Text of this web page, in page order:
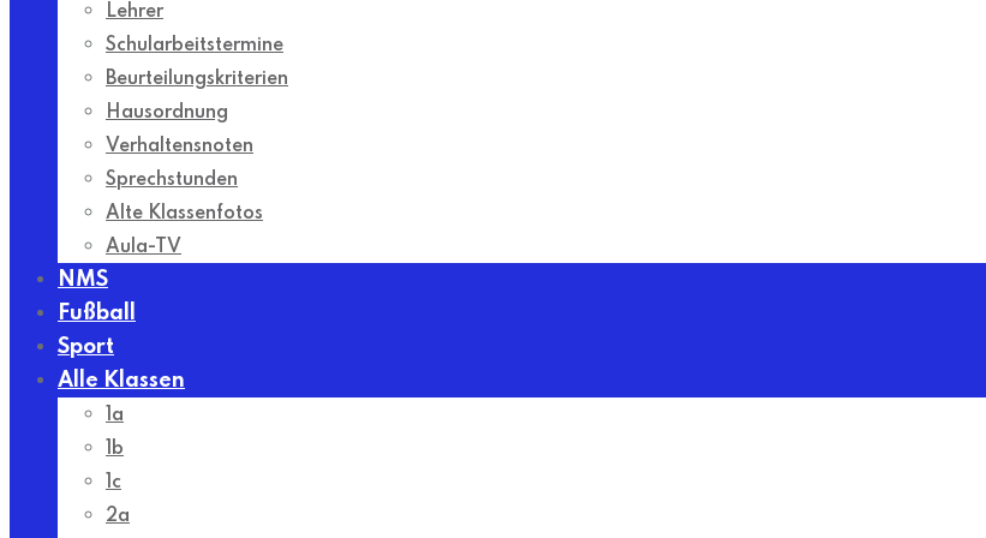
Lehrer
Schularbeitstermine
Beurteilungskriterien
Hausordnung
Verhaltensnoten
Sprechstunden
Alte Klassenfotos
Aula-TV
NMS
Fußball
Sport
Alle Klassen
1a
1b
1c
2a